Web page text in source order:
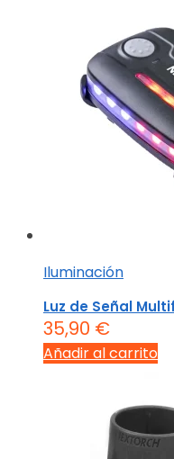
Iluminación
Luz de Señal
35,90 €
Añadir al carrito